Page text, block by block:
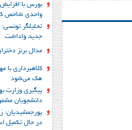
واحدی شاخص کل
تحلیلگر تونسی:
جدید واداشت
مدال برنز
کلاهبرداری با
هک می‌شود
پیگیری وزارت
دانشجویان
پورجمشیدیان:
در حال تکمیل